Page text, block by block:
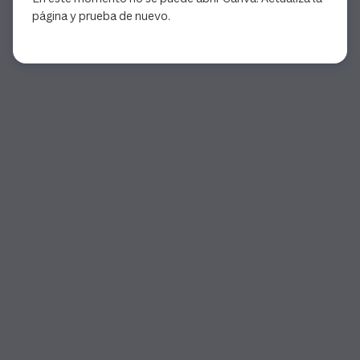
página y prueba de nuevo.